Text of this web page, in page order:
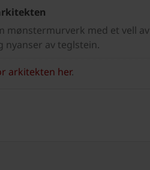
mønstermurverk med et vell av
nyanser av teglstein.
arkitekten her.